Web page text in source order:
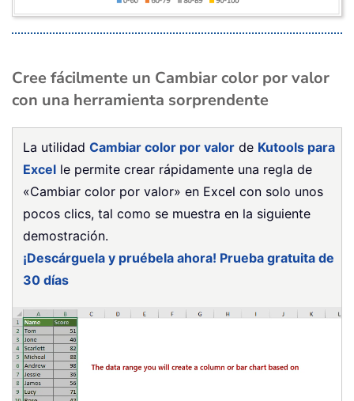
Cree fácilmente un Cambiar color por valor
con una herramienta sorprendente
La utilidad Cambiar color por valor de Kutools para
Excel le permite crear rápidamente una regla de
«Cambiar color por valor» en Excel con solo unos
pocos clics, tal como se muestra en la siguiente
demostración.
¡Descárguela y pruébela ahora! Prueba gratuita de
30 días